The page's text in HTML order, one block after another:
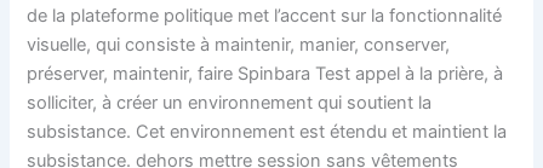
de la plateforme politique met l’accent sur la fonctionnalité
visuelle, qui consiste à maintenir, manier, conserver,
préserver, maintenir, faire Spinbara Test appel à la prière, à
solliciter, à créer un environnement qui soutient la
subsistance. Cet environnement est étendu et maintient la
subsistance. dehors mettre session sans vêtements